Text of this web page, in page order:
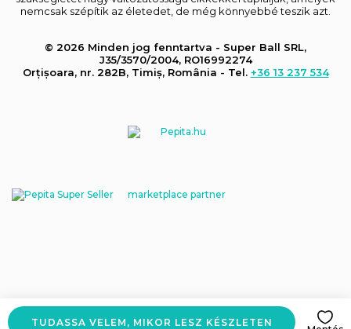
TUDASSA VELEM, MIKOR LESZ KÉSZLETEN
nemcsak szépítik az életedet, de még könnyebbé teszik azt.
© 2026 Minden jog fenntartva - Super Ball SRL,
J35/3570/2004, RO16992274
Orțișoara, nr. 282B, Timiș, România - Tel. +36 13 237 534
marketplace partner